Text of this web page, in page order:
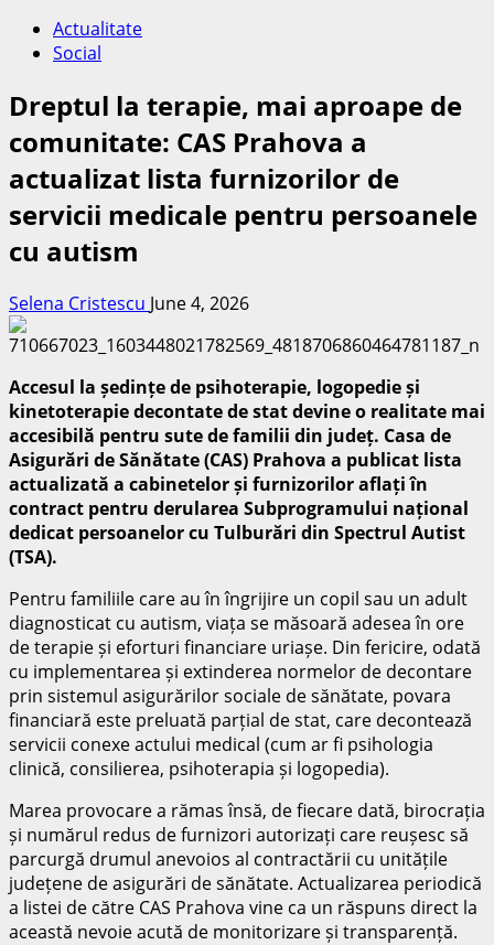
Actualitate
Social
Dreptul la terapie, mai aproape de
comunitate: CAS Prahova a
actualizat lista furnizorilor de
servicii medicale pentru persoanele
cu autism
Selena Cristescu June 4, 2026
Accesul la ședințe de psihoterapie, logopedie și
kinetoterapie decontate de stat devine o realitate mai
accesibilă pentru sute de familii din județ. Casa de
Asigurări de Sănătate (CAS) Prahova a publicat lista
actualizată a cabinetelor și furnizorilor aflați în
contract pentru derularea Subprogramului național
dedicat persoanelor cu Tulburări din Spectrul Autist
(TSA).
Pentru familiile care au în îngrijire un copil sau un adult
diagnosticat cu autism, viața se măsoară adesea în ore
de terapie și eforturi financiare uriașe. Din fericire, odată
cu implementarea și extinderea normelor de decontare
prin sistemul asigurărilor sociale de sănătate, povara
financiară este preluată parțial de stat, care decontează
servicii conexe actului medical (cum ar fi psihologia
clinică, consilierea, psihoterapia și logopedia).
Marea provocare a rămas însă, de fiecare dată, birocrația
și numărul redus de furnizori autorizați care reușesc să
parcurgă drumul anevoios al contractării cu unitățile
județene de asigurări de sănătate. Actualizarea periodică
a listei de către CAS Prahova vine ca un răspuns direct la
această nevoie acută de monitorizare și transparență.